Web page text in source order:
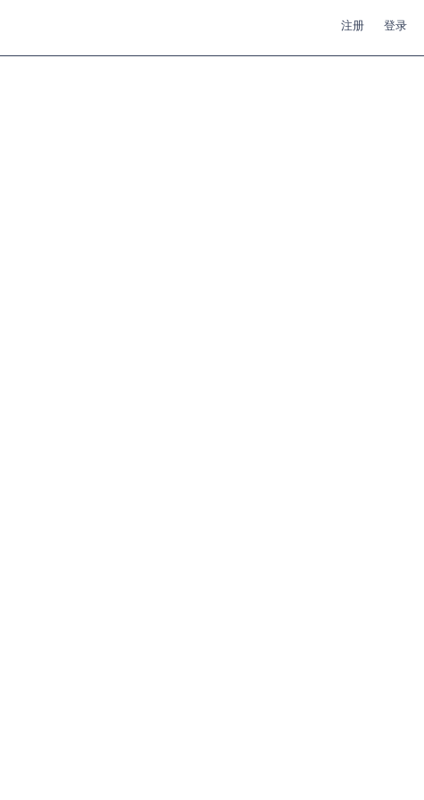
注册 登录